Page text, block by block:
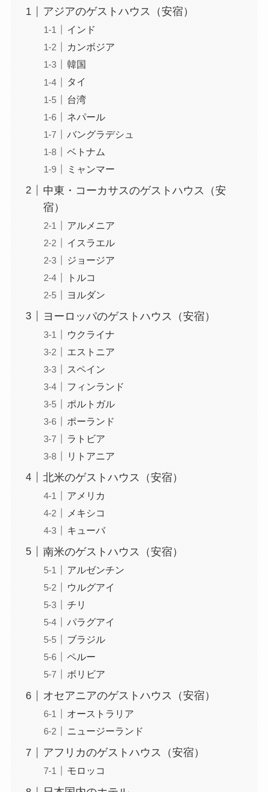
アジアのゲストハウス（安宿）
インド
カンボジア
韓国
タイ
台湾
ネパール
バングラデシュ
ベトナム
ミャンマー
中東・コーカサスのゲストハウス（安
宿）
アルメニア
イスラエル
ジョージア
トルコ
ヨルダン
ヨーロッパのゲストハウス（安宿）
ウクライナ
エストニア
スペイン
フィンランド
ポルトガル
ポーランド
ラトビア
リトアニア
北米のゲストハウス（安宿）
アメリカ
メキシコ
キューバ
南米のゲストハウス（安宿）
アルゼンチン
ウルグアイ
チリ
パラグアイ
ブラジル
ペルー
ボリビア
オセアニアのゲストハウス（安宿）
オーストラリア
ニュージーランド
アフリカのゲストハウス（安宿）
モロッコ